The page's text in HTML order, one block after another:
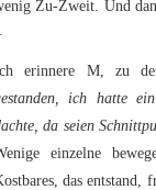
Zu-Zweit. Und
erinnere M, zu
ich hatte
da seien
einzelne
das entstand,